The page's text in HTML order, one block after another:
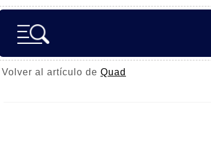
Volver al artículo de Quad